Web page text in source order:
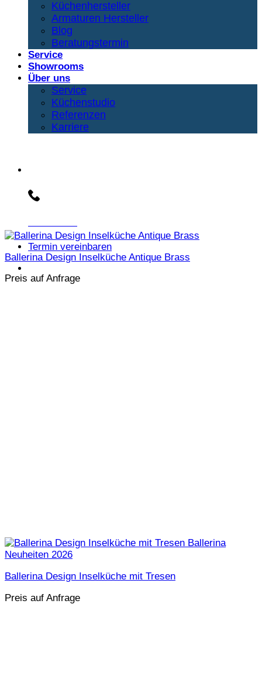
Küchenhersteller
Armaturen Hersteller
Blog
Beratungstermin
Service
Showrooms
Über uns
Service
Küchenstudio
Referenzen
Karriere
Termin vereinbaren
Ballerina Design Inselküche Antique Brass
Preis auf Anfrage
Ballerina Design Inselküche mit Tresen
Preis auf Anfrage